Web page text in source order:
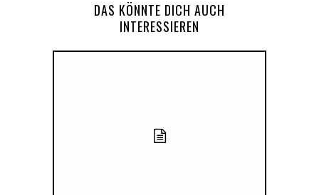
DAS KÖNNTE DICH AUCH
INTERESSIEREN